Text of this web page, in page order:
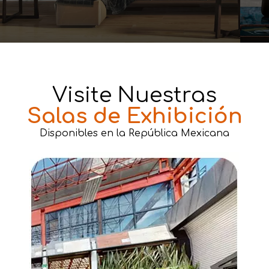
Visite Nuestras
Salas de Exhibición
Disponibles en la República Mexicana